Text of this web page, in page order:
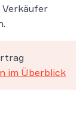
Verkäufer
im Überblick